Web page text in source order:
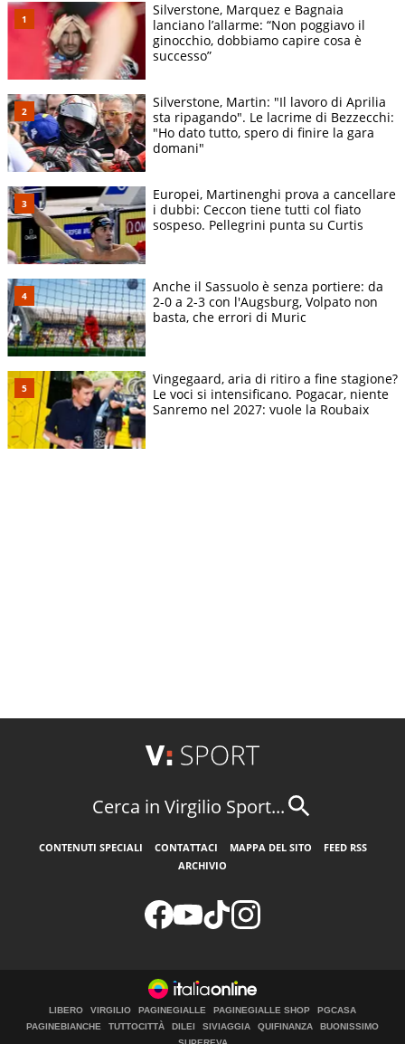
Silverstone, Marquez e Bagnaia
lanciano l’allarme: “Non poggiavo il
ginocchio, dobbiamo capire cosa è
successo”
Silverstone, Martin: "Il lavoro di Aprilia
sta ripagando". Le lacrime di Bezzecchi:
"Ho dato tutto, spero di finire la gara
domani"
Europei, Martinenghi prova a cancellare
i dubbi: Ceccon tiene tutti col fiato
sospeso. Pellegrini punta su Curtis
Anche il Sassuolo è senza portiere: da
2-0 a 2-3 con l'Augsburg, Volpato non
basta, che errori di Muric
Vingegaard, aria di ritiro a fine stagione?
Le voci si intensificano. Pogacar, niente
Sanremo nel 2027: vuole la Roubaix
Cerca in Virgilio Sport...
CONTENUTI SPECIALI CONTATTACI MAPPA DEL SITO
FEED RSS
ARCHIVIO
LIBERO VIRGILIO PAGINEGIALLE PAGINEGIALLE SHOP
PGCASA
PAGINEBIANCHE
TUTTOCITTÀ DILEI SIVIAGGIA QUIFINANZA
BUONISSIMO